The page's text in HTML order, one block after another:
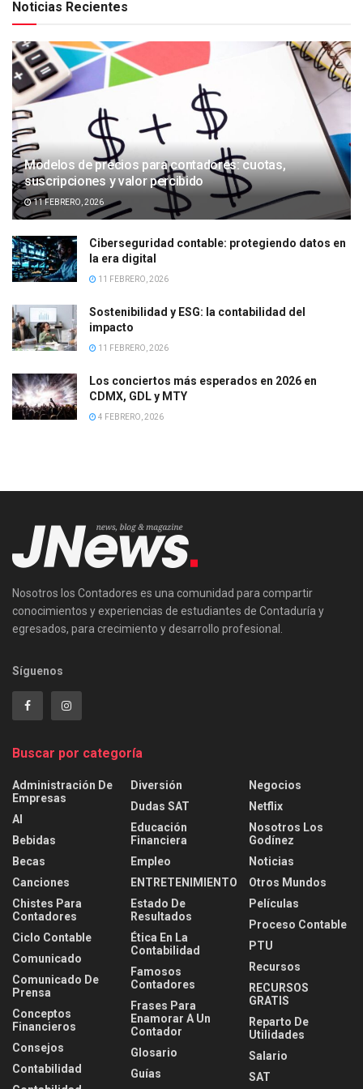
Noticias Recientes
Modelos de precios para contadores: cuotas,
suscripciones y valor percibido
11 FEBRERO, 2026
Ciberseguridad contable: protegiendo datos en
la era digital
11 FEBRERO, 2026
Sostenibilidad y ESG: la contabilidad del
impacto
11 FEBRERO, 2026
Los conciertos más esperados en 2026 en
CDMX, GDL y MTY
4 FEBRERO, 2026
Nosotros los Contadores es una comunidad para compartir
conocimientos y experiencias de estudiantes de Contaduría y
egresados, para crecimiento y desarrollo profesional.
Síguenos
Buscar por categoría
Administración De
Empresas
AI
Bebidas
Becas
Canciones
Chistes Para
Contadores
Ciclo Contable
Comunicado
Comunicado De
Prensa
Conceptos
Financieros
Consejos
Contabilidad
Diversión
Dudas SAT
Educación
Financiera
Empleo
ENTRETENIMIENTO
Estado De
Resultados
Ética En La
Contabilidad
Famosos
Contadores
Frases Para
Enamorar A Un
Contador
Glosario
Guías
Negocios
Netflix
Nosotros Los
Godínez
Noticias
Otros Mundos
Películas
Proceso Contable
PTU
Recursos
RECURSOS
GRATIS
Reparto De
Utilidades
Salario
SAT